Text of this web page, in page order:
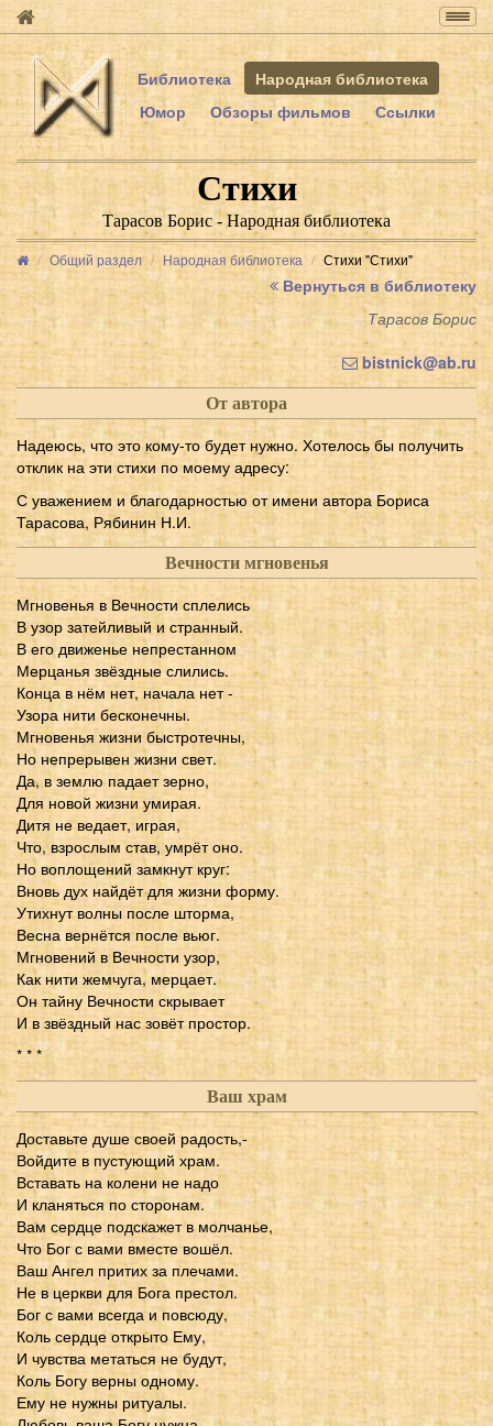
Библиотека
Народная библиотека
Юмор
Обзоры фильмов Ссылки
Стихи
Тарасов Борис - Народная библиотека
Общий раздел Народная библиотека Стихи "Стихи"
Вернуться в библиотеку
Тарасов Борис
bistnick@ab.ru
От автора
Надеюсь, что это кому-то будет нужно. Хотелось бы получить
отклик на эти стихи по моему адресу:
С уважением и благодарностью от имени автора Бориса
Тарасова, Рябинин Н.И.
Вечности мгновенья
Мгновенья в Вечности сплелись
В узор затейливый и странный.
В его движенье непрестанном
Мерцанья звёздные слились.
Конца в нём нет, начала нет -
Узора нити бесконечны.
Мгновенья жизни быстротечны,
Но непрерывен жизни свет.
Да, в землю падает зерно,
Для новой жизни умирая.
Дитя не ведает, играя,
Что, взрослым став, умрёт оно.
Но воплощений замкнут круг:
Вновь дух найдёт для жизни форму.
Утихнут волны после шторма,
Весна вернётся после вьюг.
Мгновений в Вечности узор,
Как нити жемчуга, мерцает.
Он тайну Вечности скрывает
И в звёздный нас зовёт простор.
* * *
Ваш храм
Доставьте душе своей радость,-
Войдите в пустующий храм.
Вставать на колени не надо
И кланяться по сторонам.
Вам сердце подскажет в молчанье,
Что Бог с вами вместе вошёл.
Ваш Ангел притих за плечами.
Не в церкви для Бога престол.
Бог с вами всегда и повсюду,
Коль сердце открыто Ему,
И чувства метаться не будут,
Коль Богу верны одному.
Ему не нужны ритуалы.